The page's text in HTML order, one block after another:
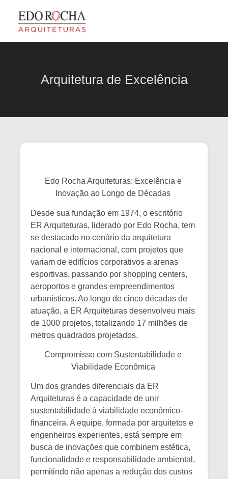
Arquitetura de Excelência
Edo Rocha Arquiteturas: Excelência e
Inovação ao Longo de Décadas
Desde sua fundação em 1974, o escritório
ER Arquiteturas, liderado por Edo Rocha, tem
se destacado no cenário da arquitetura
nacional e internacional, com projetos que
variam de edifícios corporativos a arenas
esportivas, passando por shopping centers,
aeroportos e grandes empreendimentos
urbanísticos. Ao longo de cinco décadas de
atuação, a ER Arquiteturas desenvolveu mais
de 1000 projetos, totalizando 17 milhões de
metros quadrados projetados.
Compromisso com Sustentabilidade e
Viabilidade Econômica
Um dos grandes diferenciais da ER
Arquiteturas é a capacidade de unir
sustentabilidade à viabilidade econômico-
financeira. A equipe, formada por arquitetos e
engenheiros experientes, está sempre em
busca de inovações que combinem estética,
funcionalidade e responsabilidade ambiental ,
permitindo não apenas a redução dos custos